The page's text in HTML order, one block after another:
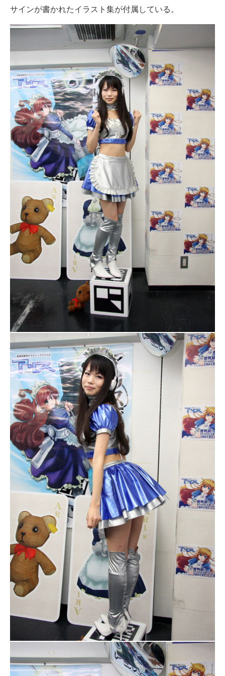
サインが書かれたイラスト集が付属している。